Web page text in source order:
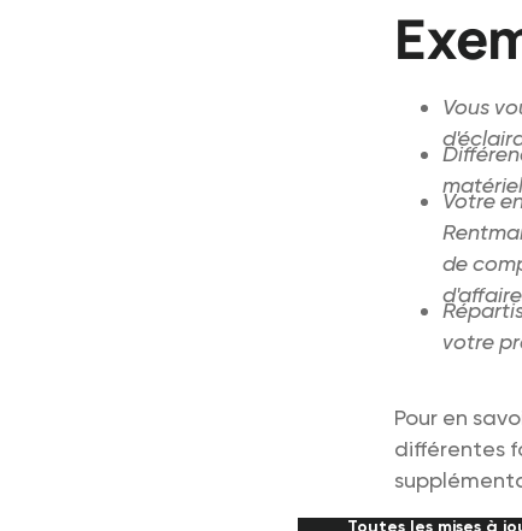
Vous
Votre
de
votre
Pour en
différentes
Toutes les mises à